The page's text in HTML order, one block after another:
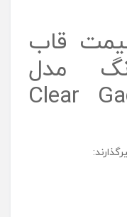
قاب
مدل
Clear